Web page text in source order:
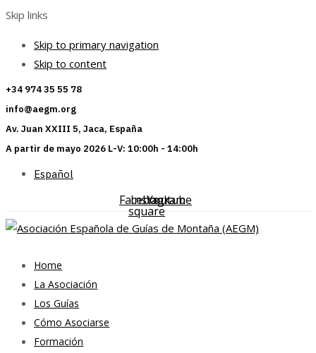
Skip links
Skip to primary navigation
Skip to content
+34 974 35 55 78
info@aegm.org
Av. Juan XXIII 5, Jaca, España
A partir de mayo 2026 L-V: 10:00h - 14:00h
Español
Facebook-
square
Instagram
Youtube
Home
La Asociación
Los Guías
Cómo Asociarse
Formación